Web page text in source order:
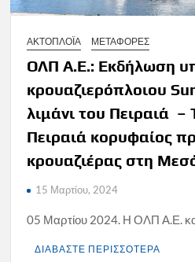
ΑΚΤΟΠΛΟΪΑ ΜΕΤΑΦΟΡΕΣ
ΟΛΠ Α.Ε.: Εκδήλωση
κρουαζιερόπλοιου
λιμάνι του Πειραιά –
Πειραιά κορυφαίος
κρουαζιέρας στη
15 Μαρτίου, 2024
05 Μαρτίου 2024. Η ΟΛΠ Α.Ε.
ΔΙΑΒΑΣΤΕ ΠΕΡΙΣΣΟΤΕΡΑ